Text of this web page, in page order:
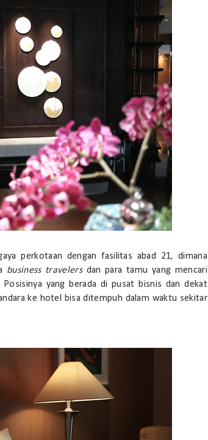
perkotaan dengan fasilitas abad 21, dimana
business travelers dan para tamu yang mencari
yang berada di pusat bisnis dan dekat
ke hotel bisa ditempuh dalam waktu sekitar